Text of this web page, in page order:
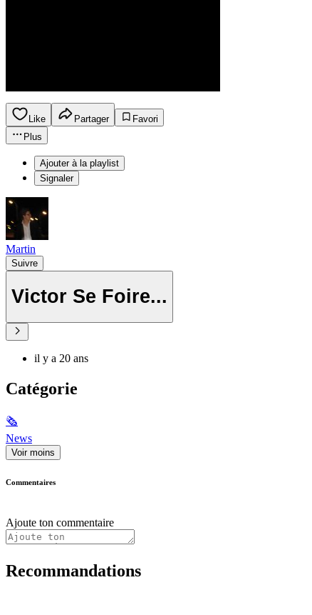
Like Partager
Favori
Plus
Ajouter à la playlist
Signaler
Martin
Suivre
Victor Se Foire...
il y a 20 ans
Catégorie
🗞
News
Voir moins
Commentaires
Ajoute ton commentaire
Recommandations